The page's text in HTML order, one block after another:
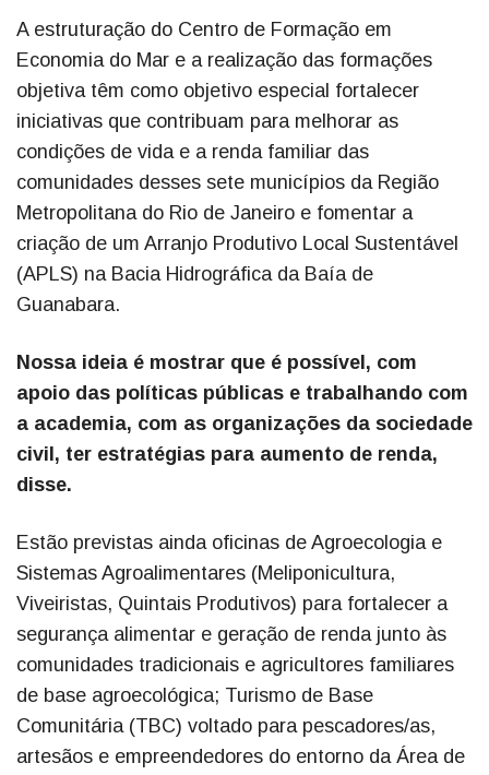
A estruturação do Centro de Formação em
Economia do Mar e a realização das formações
objetiva têm como objetivo especial fortalecer
iniciativas que contribuam para melhorar as
condições de vida e a renda familiar das
comunidades desses sete municípios da Região
Metropolitana do Rio de Janeiro e fomentar a
criação de um Arranjo Produtivo Local Sustentável
(APLS) na Bacia Hidrográfica da Baía de
Guanabara.
Nossa ideia é mostrar que é possível, com
apoio das políticas públicas e trabalhando com
a academia, com as organizações da sociedade
civil, ter estratégias para aumento de renda,
disse.
Estão previstas ainda oficinas de Agroecologia e
Sistemas Agroalimentares (Meliponicultura,
Viveiristas, Quintais Produtivos) para fortalecer a
segurança alimentar e geração de renda junto às
comunidades tradicionais e agricultores familiares
de base agroecológica; Turismo de Base
Comunitária (TBC) voltado para pescadores/as,
artesãos e empreendedores do entorno da Área de